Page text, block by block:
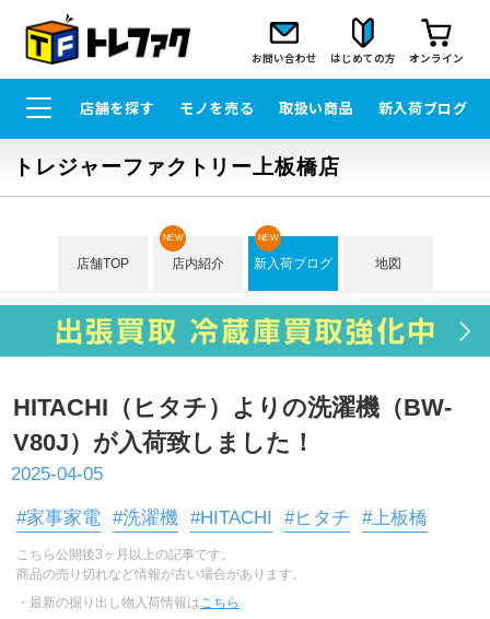
お問い合わせ はじめての方 オンライン
店舗を探す モノを売る 取扱い商品 新入荷ブログ
トレジャーファクトリー上板橋店
店舗TOP 店内紹介
NEW
新入荷ブログ
NEW
地図
HITACHI（ヒタチ）よりの洗濯機（BW-
V80J）が入荷致しました！
2025-04-05
#家事家電 #洗濯機 #HITACHI #ヒタチ #上板橋
こちら公開後3ヶ月以上の記事です。
商品の売り切れなど情報が古い場合があります。
・最新の掘り出し物入荷情報は こちら